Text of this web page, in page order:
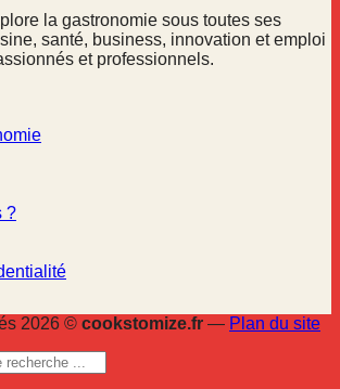
la gastronomie sous toutes ses
santé, business, innovation et emploi
et professionnels.
?
2026 © cookstomize.fr — Plan du site